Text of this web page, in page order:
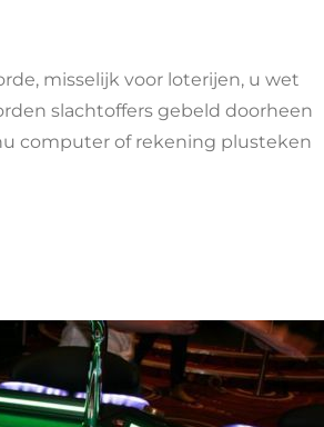
misselijk voor loterijen, u wet
slachtoffers gebeld doorheen
computer of rekening plusteken